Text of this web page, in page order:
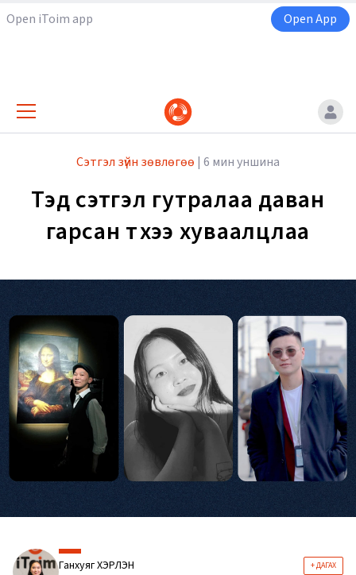
Open iToim app Open App
Сэтгэл зүйн зөвлөгөө | 6 мин уншина
Тэд сэтгэл гутралаа даван
гарсан түүхээ хуваалцлаа
Ганхуяг ХЭРЛЭН + ДАГАХ